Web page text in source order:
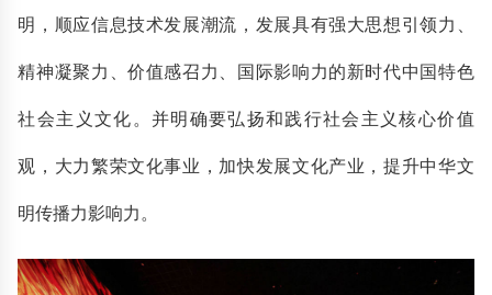
明，顺应信息技术发展潮流，发展具有强大思想引领力、
精神凝聚力、价值感召力、国际影响力的新时代中国特色
社会主义文化。并明确要弘扬和践行社会主义核心价值
观，大力繁荣文化事业，加快发展文化产业，提升中华文
明传播力影响力。